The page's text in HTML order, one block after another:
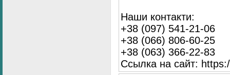
Наши контакти:
+38 (097) 541-21-06
+38 (066) 806-60-25
+38 (063) 366-22-83
Ссылка на сайт: